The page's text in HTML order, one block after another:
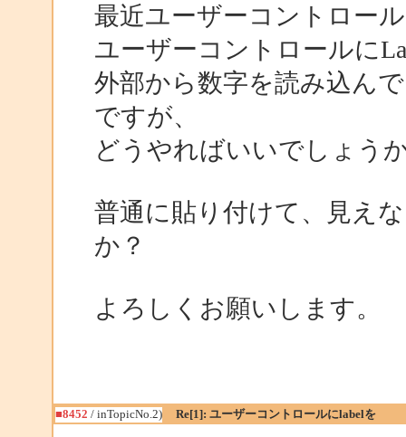
最近ユーザーコントロー
ユーザーコントロールに
外部から数字を読み込ん
ですが、
どうやればいいでしょう
普通に貼り付けて、見え
か？
よろしくお願いします。
■8452 / inTopicNo.2) Re[1]: ユーザーコントロールにlabelを